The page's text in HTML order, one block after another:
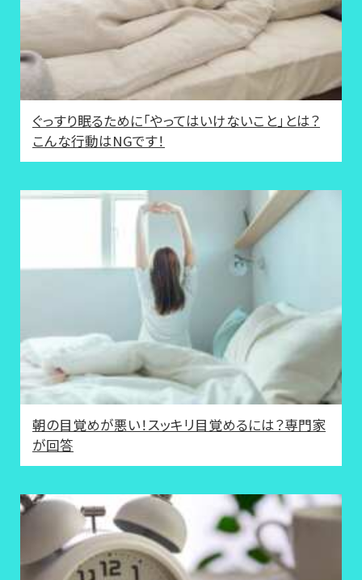
ぐっすり眠るために「やってはいけないこと」とは？
こんな行動はNGです！
朝の目覚めが悪い！スッキリ目覚めるには？専門家
が回答